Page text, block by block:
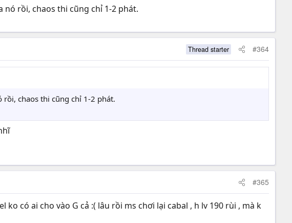
nó rồi, chaos thi cũng chỉ 1-2 phát.
Thread starter #364
rồi, chaos thi cũng chỉ 1-2 phát.
#365
có ai cho vào G cả :( lâu rồi ms chơi lại cabal , h lv 190 rùi , mà k